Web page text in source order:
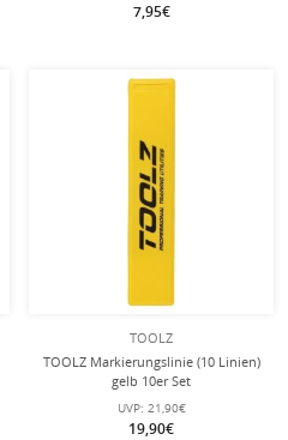
7,95€
TOOLZ
TOOLZ Markierungslinie (10 Linien)
gelb 10er Set
UVP: 21,90€
19,90€